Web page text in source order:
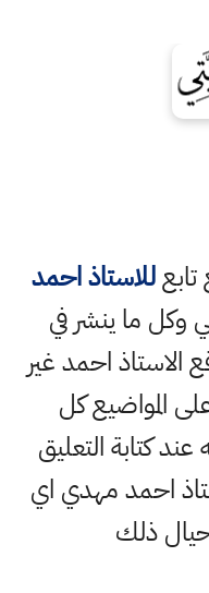
تابعللاستاذ احمد
ما ينشر في
الاستاذ احمد غير
المواضيع كل
التعليق
احمد مهدي اي
ذلك